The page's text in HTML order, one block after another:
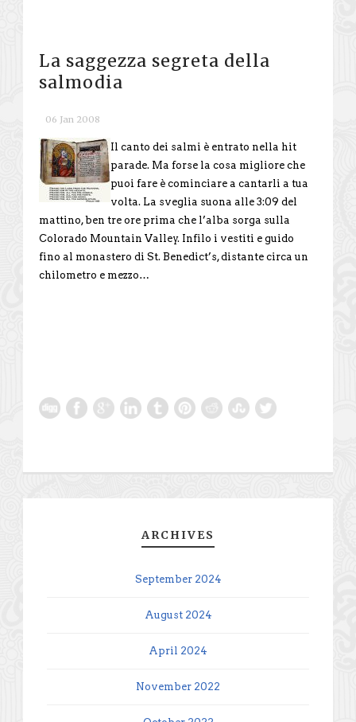
La saggezza segreta della
salmodia
06 Jan 2008
Il canto dei salmi è entrato nella hit
parade. Ma forse la cosa migliore che
puoi fare è cominciare a cantarli a tua
volta. La sveglia suona alle 3:09 del
mattino, ben tre ore prima che l’alba sorga sulla
Colorado Mountain Valley. Infilo i vestiti e guido
fino al monastero di St. Benedict’s, distante circa un
chilometro e mezzo…
ARCHIVES
September 2024
August 2024
April 2024
November 2022